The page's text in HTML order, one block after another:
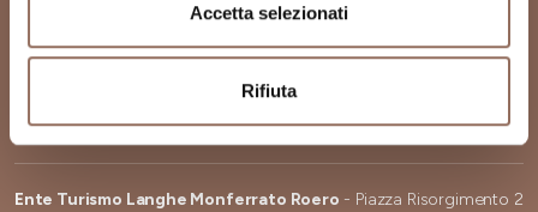
Accetta selezionati
Rifiuta
Privacy
accessibilità
Credits
Area Download
Ente Turismo Langhe Monferrato Roero - Piazza Risorgimento 2